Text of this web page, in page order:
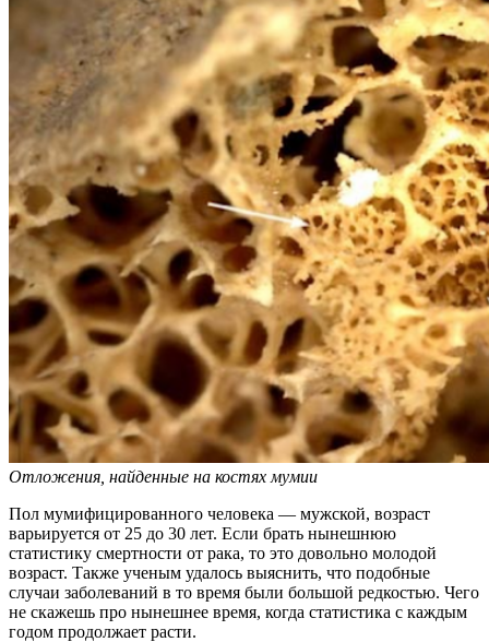
Отложения, найденные на костях мумии
Пол мумифицированного человека — мужской, возраст
варьируется от 25 до 30 лет. Если брать нынешнюю
статистику смертности от рака, то это довольно молодой
возраст. Также ученым удалось выяснить, что подобные
случаи заболеваний в то время были большой редкостью. Чего
не скажешь про нынешнее время, когда статистика с каждым
годом продолжает расти.